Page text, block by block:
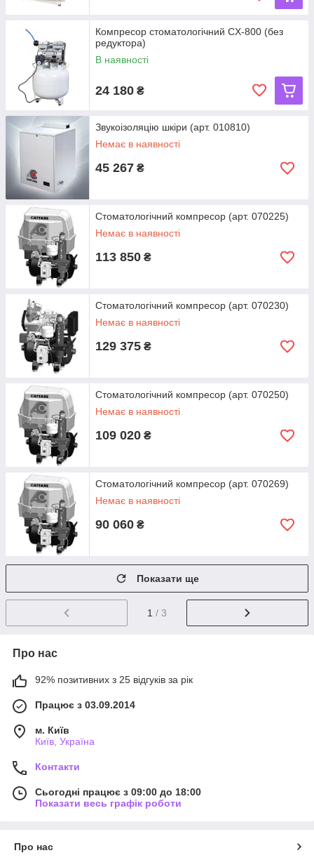
Компресор стоматологічний CX-800 (без
редуктора)
В наявності
24 180 ₴
Звукоізоляцію шкіри (арт. 010810)
Немає в наявності
45 267 ₴
Стоматологічний компресор (арт. 070225)
Немає в наявності
113 850 ₴
Стоматологічний компресор (арт. 070230)
Немає в наявності
129 375 ₴
Стоматологічний компресор (арт. 070250)
Немає в наявності
109 020 ₴
Стоматологічний компресор (арт. 070269)
Немає в наявності
90 060 ₴
Показати ще
1 / 3
Про нас
92% позитивних з 25 відгуків за рік
Працює з 03.09.2014
м. Київ
Київ, Україна
Контакти
Сьогодні працює з 09:00 до 18:00
Показати весь графік роботи
Про нас